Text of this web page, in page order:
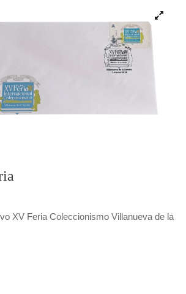
XV Feria Coleccionismo Villanueva de la